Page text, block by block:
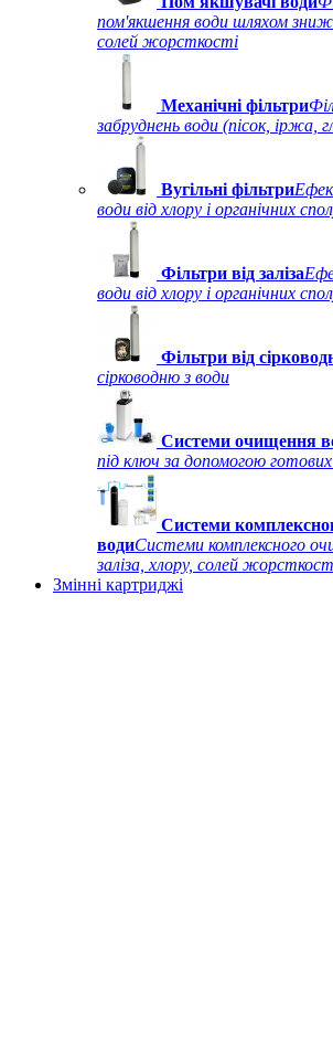
пом'якшення води шляхом
солей жорсткості
Механічні фільтри
забруднень води (пісок, іржа,
Вугільні фільтри
води від хлору і органічних
Фільтри від заліза
води від хлору і органічних
Фільтри від
сірководню з води
Системи очищення
під ключ за допомогою
Системи
водиСистеми комплексного
заліза, хлору, солей
Змінні картриджі